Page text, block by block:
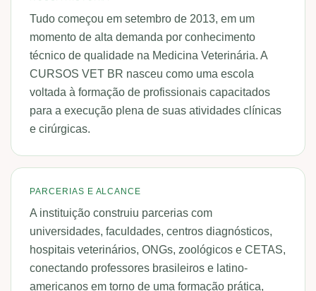
Tudo começou em setembro de 2013, em um
momento de alta demanda por conhecimento
técnico de qualidade na Medicina Veterinária. A
CURSOS VET BR nasceu como uma escola
voltada à formação de profissionais capacitados
para a execução plena de suas atividades clínicas
e cirúrgicas.
PARCERIAS E ALCANCE
A instituição construiu parcerias com
universidades, faculdades, centros diagnósticos,
hospitais veterinários, ONGs, zoológicos e CETAS,
conectando professores brasileiros e latino-
americanos em torno de uma formação prática,